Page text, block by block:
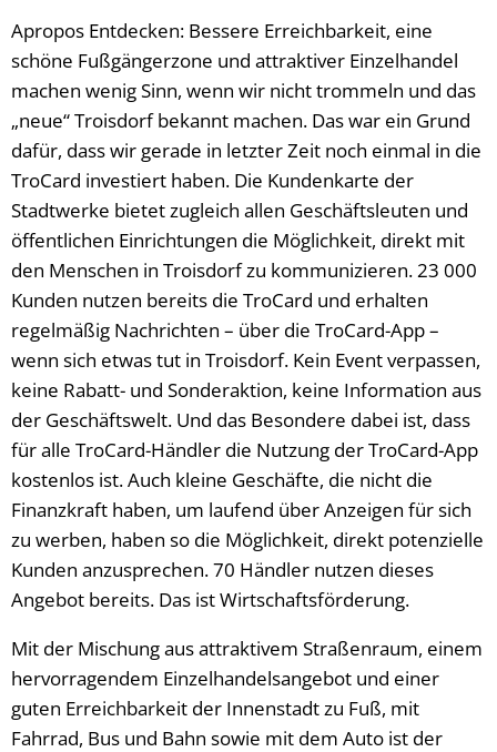
Apropos Entdecken: Bessere Erreichbarkeit, eine
schöne Fußgängerzone und attraktiver Einzelhandel
machen wenig Sinn, wenn wir nicht trommeln und das
„neue“ Troisdorf bekannt machen. Das war ein Grund
dafür, dass wir gerade in letzter Zeit noch einmal in die
TroCard investiert haben. Die Kundenkarte der
Stadtwerke bietet zugleich allen Geschäftsleuten und
öffentlichen Einrichtungen die Möglichkeit, direkt mit
den Menschen in Troisdorf zu kommunizieren. 23 000
Kunden nutzen bereits die TroCard und erhalten
regelmäßig Nachrichten – über die TroCard-App –
wenn sich etwas tut in Troisdorf. Kein Event verpassen,
keine Rabatt- und Sonderaktion, keine Information aus
der Geschäftswelt. Und das Besondere dabei ist, dass
für alle TroCard-Händler die Nutzung der TroCard-App
kostenlos ist. Auch kleine Geschäfte, die nicht die
Finanzkraft haben, um laufend über Anzeigen für sich
zu werben, haben so die Möglichkeit, direkt potenzielle
Kunden anzusprechen. 70 Händler nutzen dieses
Angebot bereits. Das ist Wirtschaftsförderung.
Mit der Mischung aus attraktivem Straßenraum, einem
hervorragendem Einzelhandelsangebot und einer
guten Erreichbarkeit der Innenstadt zu Fuß, mit
Fahrrad, Bus und Bahn sowie mit dem Auto ist der